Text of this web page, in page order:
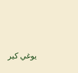
يوغي كير